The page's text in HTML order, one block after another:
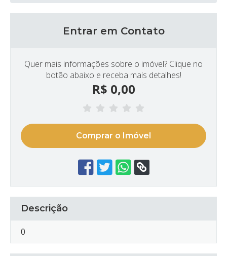
Entrar em Contato
Quer mais informações sobre o imóvel? Clique no
botão abaixo e receba mais detalhes!
R$ 0,00
Comprar o Imóvel
Descrição
0